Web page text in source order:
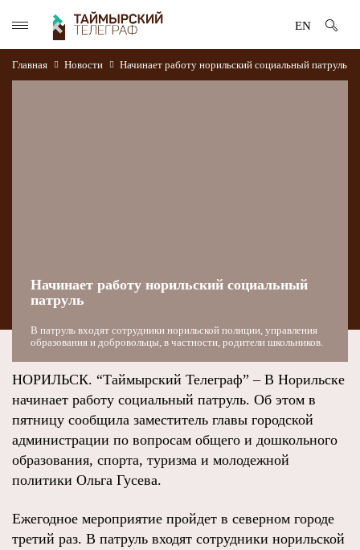
EN
Главная Новости Начинает работу норильский социальный патруль
Начинает работу норильский социальный
патруль
В патруль входят сотрудники норильской полиции, управления
образования и добровольцы, в частности, родители школьников.
НОРИЛЬСК. “Таймырский Телеграф” – В Норильске
начинает работу социальный патруль. Об этом в
пятницу сообщила заместитель главы городской
администрации по вопросам общего и дошкольного
образования, спорта, туризма и молодежной
политики Ольга Гусева.
Ежегодное мероприятие пройдет в северном городе
третий раз. В патруль входят сотрудники норильской